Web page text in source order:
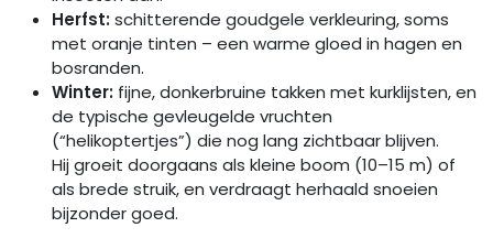
Herfst:schitterende goudgele verkleuring, soms
met oranje tinten – een warme gloed in hagen en
bosranden.
Winter: fijne, donkerbruine takken met kurklijsten, en
de typische gevleugelde vruchten
(“helikoptertjes”) die nog lang zichtbaar blijven.
Hij groeit doorgaans als kleine boom (10–15 m) of
als brede struik, en verdraagt herhaald snoeien
bijzonder goed.